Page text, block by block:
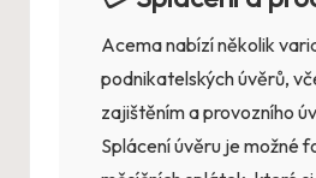
Acema nabízí několik
podnikatelských úvěrů,
zajištěním a provozního
Splácení úvěru je možné